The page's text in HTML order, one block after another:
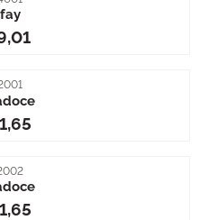
219,01
201,65
201,65